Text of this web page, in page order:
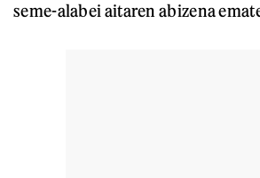
seme-alabei aitaren abizena